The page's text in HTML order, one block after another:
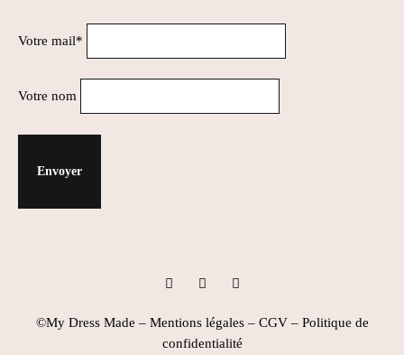
Votre mail*
Votre nom
©My Dress Made – Mentions légales– CGV– Politique de
confidentialité
InstagramFacebookPinterest